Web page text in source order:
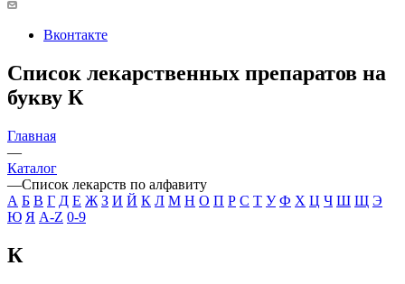
Вконтакте
Список лекарственных препаратов на
букву К
Главная
—
Каталог
—Список лекарств по алфавиту
А Б В Г Д Е Ж З И Й К Л М Н О П Р С Т У Ф Х Ц Ч Ш Щ Э
Ю Я A-Z 0-9
К